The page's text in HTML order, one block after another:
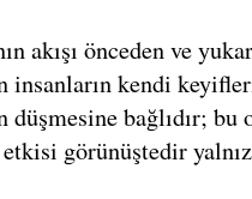
akışı önceden ve
insanların kendi
bağlıdır; bu
görünüştedir